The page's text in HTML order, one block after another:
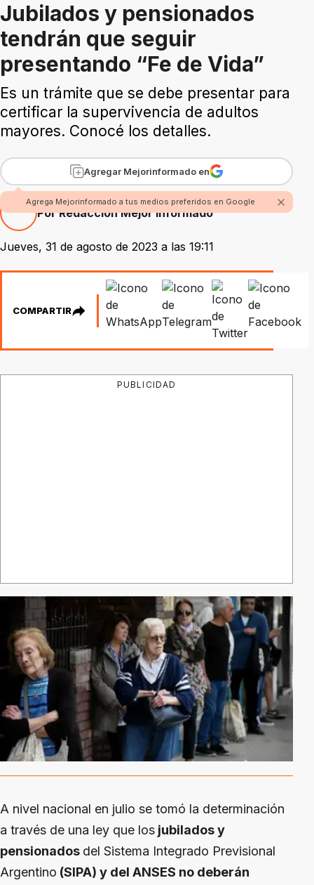
Jubilados y pensionados
tendrán que seguir
presentando “Fe de Vida”
Es un trámite que se debe presentar para
certificar la supervivencia de adultos
mayores. Conocé los detalles.
Agregar Mejorinformado en
Agrega Mejorinformado a tus medios preferidos en Google
Por Redacción Mejor Informado
Jueves, 31 de agosto de 2023 a las 19:11
COMPARTIR
PUBLICIDAD
A nivel nacional en julio se tomó la determinación
a través de una ley que los jubilados y
pensionados del Sistema Integrado Previsional
Argentino (SIPA) y del ANSES no deberán